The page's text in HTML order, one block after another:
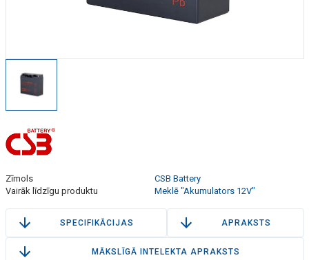
Zīmols
CSB Battery
Vairāk līdzīgu produktu
Meklē "Akumulators 12V"
SPECIFIKĀCIJAS APRAKSTS
MĀKSLĪGĀ INTELEKTA APRAKSTS